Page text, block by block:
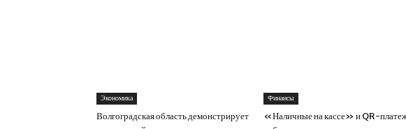
Экономика
Волгоградская область демонстрирует
Финансы
«Наличные на кассе» и QR-